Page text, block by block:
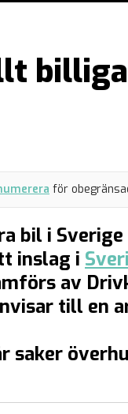
för
bil i
inslag i
av
till en
saker